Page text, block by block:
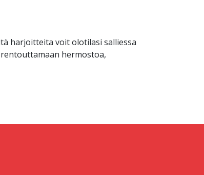
harjoitteita voit olotilasi salliessa
hermostoa,